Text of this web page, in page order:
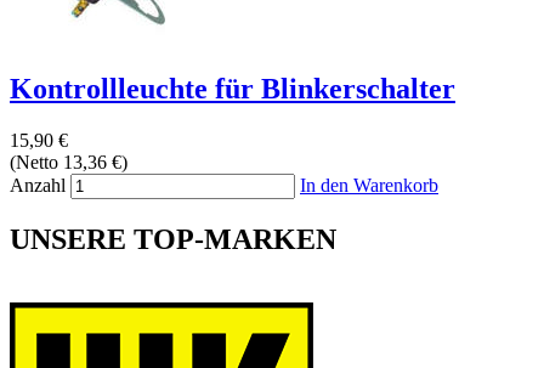
Kontrollleuchte für Blinkerschalter
15,90 €
(Netto 13,36 €)
Anzahl
In den Warenkorb
UNSERE TOP-MARKEN